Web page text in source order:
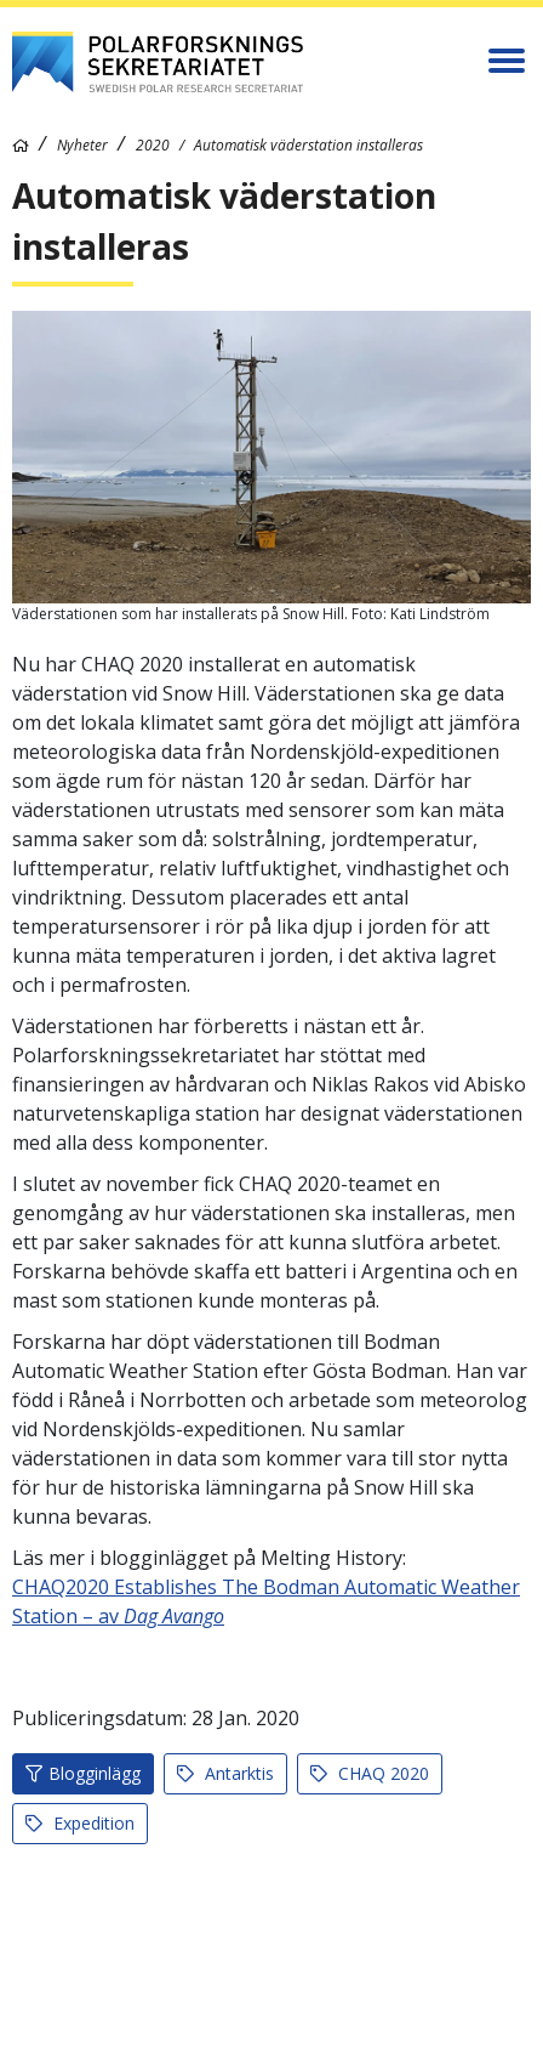
Nyheter 2020 Automatisk väderstation installeras
Automatisk väderstation
installeras
Väderstationen som har installerats på Snow Hill. Foto: Kati Lindström
Nu har CHAQ 2020 installerat en automatisk
väderstation vid Snow Hill. Väderstationen ska ge data
om det lokala klimatet samt göra det möjligt att jämföra
meteorologiska data från Nordenskjöld-expeditionen
som ägde rum för nästan 120 år sedan. Därför har
väderstationen utrustats med sensorer som kan mäta
samma saker som då: solstrålning, jordtemperatur,
lufttemperatur, relativ luftfuktighet, vindhastighet och
vindriktning. Dessutom placerades ett antal
temperatursensorer i rör på lika djup i jorden för att
kunna mäta temperaturen i jorden, i det aktiva lagret
och i permafrosten.
Väderstationen har förberetts i nästan ett år.
Polarforskningssekretariatet har stöttat med
finansieringen av hårdvaran och Niklas Rakos vid Abisko
naturvetenskapliga station har designat väderstationen
med alla dess komponenter.
I slutet av november fick CHAQ 2020-teamet en
genomgång av hur väderstationen ska installeras, men
ett par saker saknades för att kunna slutföra arbetet.
Forskarna behövde skaffa ett batteri i Argentina och en
mast som stationen kunde monteras på.
Forskarna har döpt väderstationen till Bodman
Automatic Weather Station efter Gösta Bodman. Han var
född i Råneå i Norrbotten och arbetade som meteorolog
vid Nordenskjölds-expeditionen. Nu samlar
väderstationen in data som kommer vara till stor nytta
för hur de historiska lämningarna på Snow Hill ska
kunna bevaras.
Läs mer i blogginlägget på Melting History:
CHAQ2020 Establishes The Bodman Automatic Weather
Station – avDag Avango
Publiceringsdatum: 28 Jan. 2020
Blogginlägg Antarktis CHAQ 2020
Expedition